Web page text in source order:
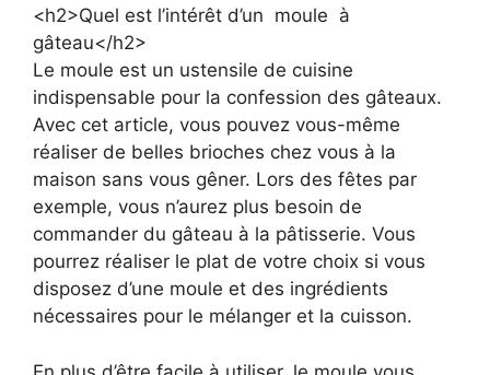
<h2>Quel est l’intérêt d’un moule à
gâteau</h2>
Le moule est un ustensile de cuisine
indispensable pour la confession des gâteaux.
Avec cet article, vous pouvez vous-même
réaliser de belles brioches chez vous à la
maison sans vous gêner. Lors des fêtes par
exemple, vous n’aurez plus besoin de
commander du gâteau à la pâtisserie. Vous
pourrez réaliser le plat de votre choix si vous
disposez d’une moule et des ingrédients
nécessaires pour le mélanger et la cuisson.